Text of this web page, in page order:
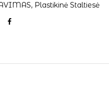
, Plastikinė Staltiesė